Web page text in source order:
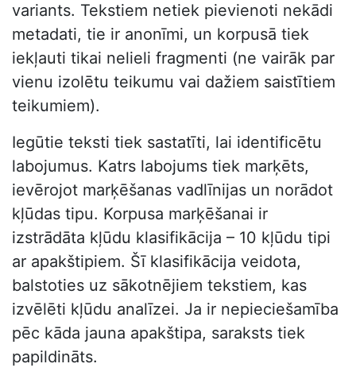
variants. Tekstiem netiek pievienoti nekādi
metadati, tie ir anonīmi, un korpusā tiek
iekļauti tikai nelieli fragmenti (ne vairāk par
vienu izolētu teikumu vai dažiem saistītiem
teikumiem).
Iegūtie teksti tiek sastatīti, lai identificētu
labojumus. Katrs labojums tiek marķēts,
ievērojot marķēšanas vadlīnijas un norādot
kļūdas tipu. Korpusa marķēšanai ir
izstrādāta kļūdu klasifikācija – 10 kļūdu tipi
ar apakštipiem. Šī klasifikācija veidota,
balstoties uz sākotnējiem tekstiem, kas
izvēlēti kļūdu analīzei. Ja ir nepieciešamība
pēc kāda jauna apakštipa, saraksts tiek
papildināts.